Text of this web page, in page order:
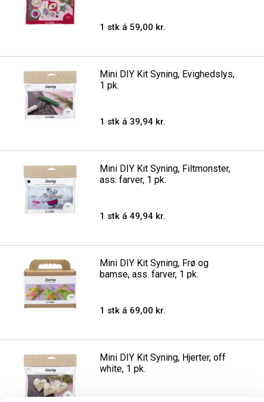
1 stk á 59,00 kr.
Mini DIY Kit Syning, Evighedslys,
1 pk.
1 stk á 39,94 kr.
Mini DIY Kit Syning, Filtmonster,
ass. farver, 1 pk.
1 stk á 49,94 kr.
Mini DIY Kit Syning, Frø og
bamse, ass. farver, 1 pk.
1 stk á 69,00 kr.
Mini DIY Kit Syning, Hjerter, off
white, 1 pk.